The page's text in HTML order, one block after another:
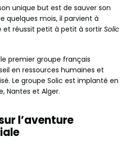
unique but est de sauver son
quelques mois, il parvient à
et réussit petit à petit à sortir Solic
le premier groupe français
en ressources humaines et
Le groupe Solic est implanté en
Nantes et Alger.
l’aventure